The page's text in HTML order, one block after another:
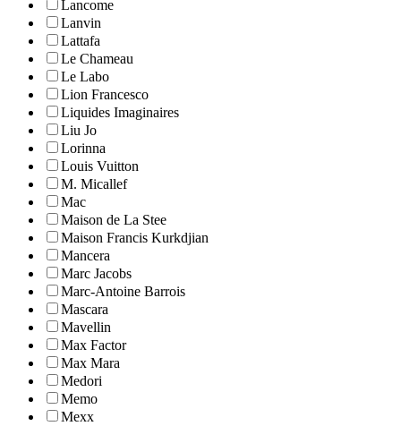
Lancome
Lanvin
Lattafa
Le Chameau
Le Labo
Lion Francesco
Liquides Imaginaires
Liu Jo
Lorinna
Louis Vuitton
M. Micallef
Mac
Maison de La Stee
Maison Francis Kurkdjian
Mancera
Marc Jacobs
Marc-Antoine Barrois
Mascara
Mavellin
Max Factor
Max Mara
Medori
Memo
Mexx